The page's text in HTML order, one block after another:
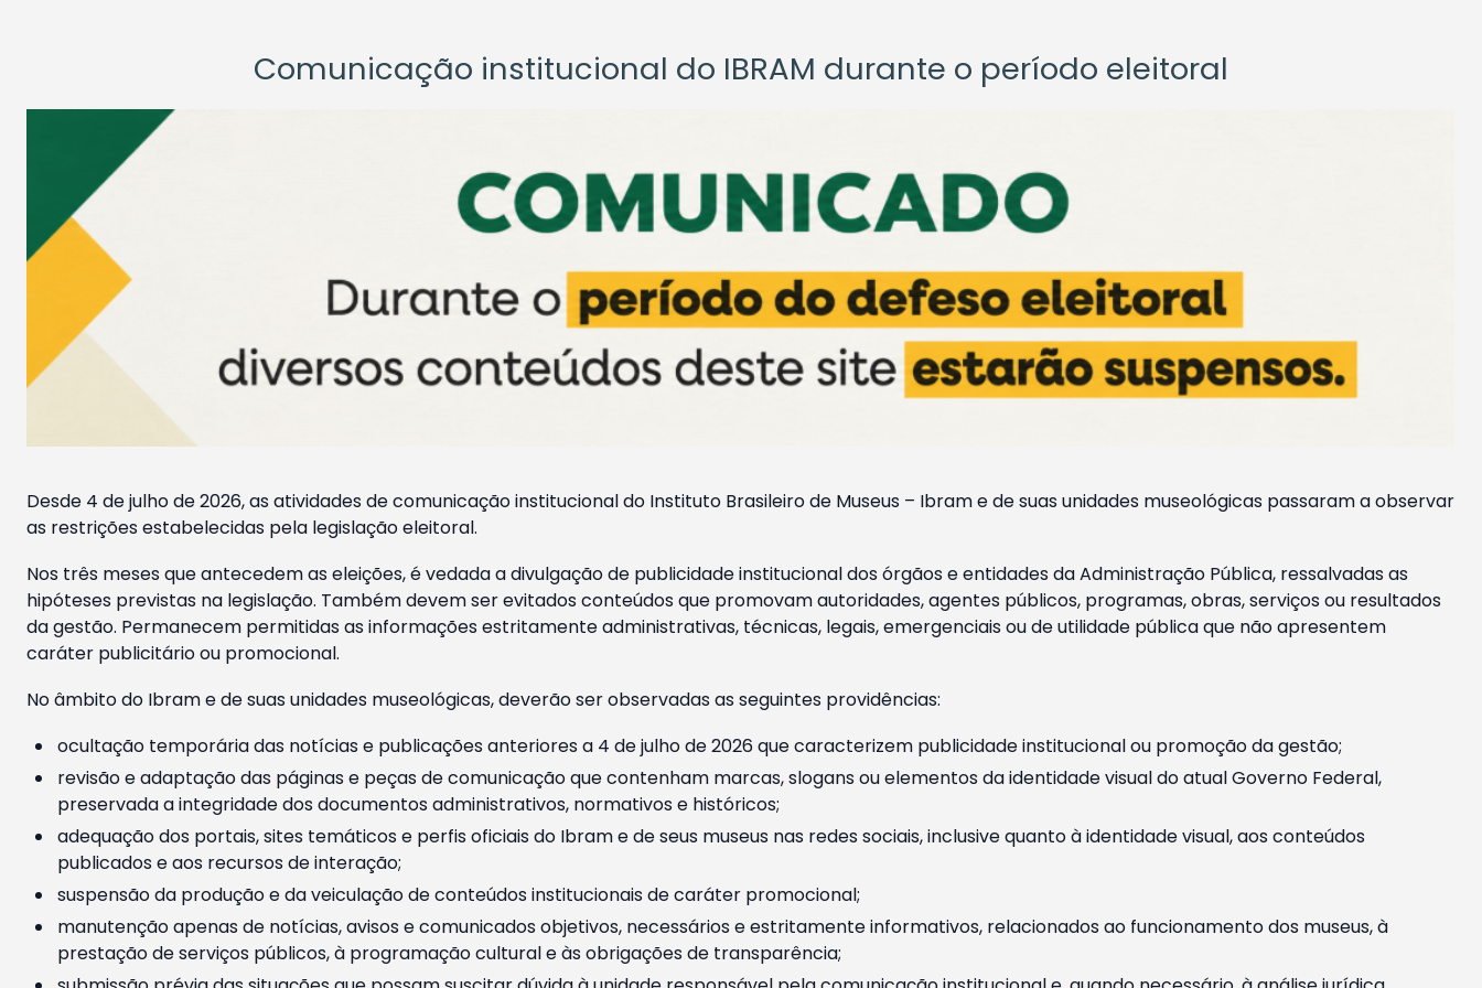
Comunicação institucional do IBRAM durante o período eleitoral
Desde 4 de julho de 2026, as atividades de comunicação institucional do Instituto Brasileiro de Museus – Ibram e de suas unidades museológicas passaram a observar
as restrições estabelecidas pela legislação eleitoral.
Nos três meses que antecedem as eleições, é vedada a divulgação de publicidade institucional dos órgãos e entidades da Administração Pública, ressalvadas as
hipóteses previstas na legislação. Também devem ser evitados conteúdos que promovam autoridades, agentes públicos, programas, obras, serviços ou resultados
da gestão. Permanecem permitidas as informações estritamente administrativas, técnicas, legais, emergenciais ou de utilidade pública que não apresentem
caráter publicitário ou promocional.
No âmbito do Ibram e de suas unidades museológicas, deverão ser observadas as seguintes providências:
ocultação temporária das notícias e publicações anteriores a 4 de julho de 2026 que caracterizem publicidade institucional ou promoção da gestão;
revisão e adaptação das páginas e peças de comunicação que contenham marcas, slogans ou elementos da identidade visual do atual Governo Federal,
preservada a integridade dos documentos administrativos, normativos e históricos;
adequação dos portais, sites temáticos e perfis oficiais do Ibram e de seus museus nas redes sociais, inclusive quanto à identidade visual, aos conteúdos
publicados e aos recursos de interação;
suspensão da produção e da veiculação de conteúdos institucionais de caráter promocional;
manutenção apenas de notícias, avisos e comunicados objetivos, necessários e estritamente informativos, relacionados ao funcionamento dos museus, à
prestação de serviços públicos, à programação cultural e às obrigações de transparência;